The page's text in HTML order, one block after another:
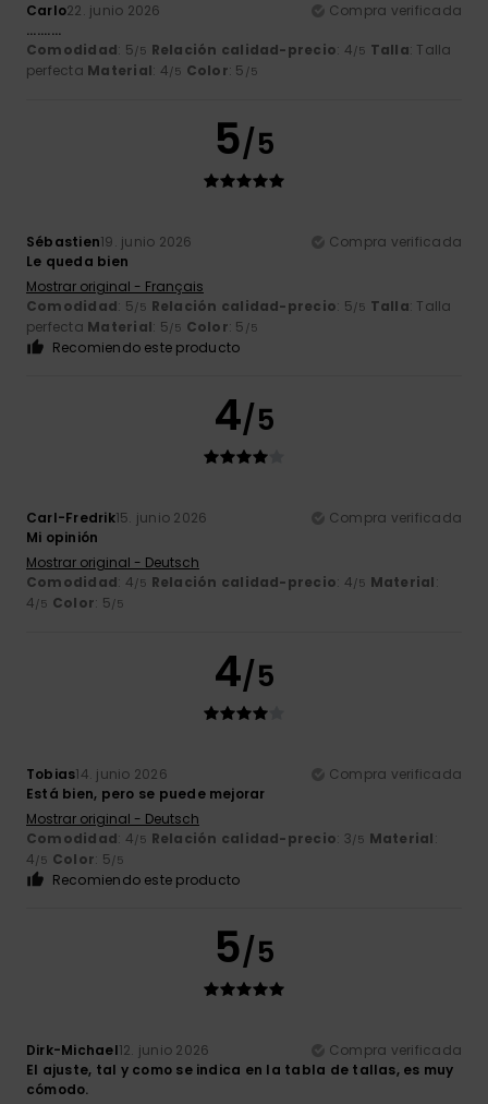
Carlo22. junio 2026
Compra verificada
..........
Comodidad: 5/5 Relación calidad-precio: 4/5 Talla: Talla
perfecta Material: 4/5 Color: 5 /5
5/5
Sébastien19. junio 2026
Compra verificada
Le queda bien
Mostrar original - Français
Comodidad: 5/5 Relación calidad-precio: 5/5 Talla: Talla
perfecta Material: 5/5 Color: 5 /5
Recomiendo este producto
4/5
Carl-Fredrik15. junio 2026
Compra verificada
Mi opinión
Mostrar original - Deutsch
Comodidad: 4/5 Relación calidad-precio: 4/5 Material:
4/5 Color: 5/5
4/5
Tobias14. junio 2026
Compra verificada
Está bien, pero se puede mejorar
Mostrar original - Deutsch
Comodidad: 4/5 Relación calidad-precio: 3/5 Material:
4/5 Color: 5/5
Recomiendo este producto
5/5
Dirk-Michael12. junio 2026
Compra verificada
El ajuste, tal y como se indica en la tabla de tallas, es muy
cómodo.